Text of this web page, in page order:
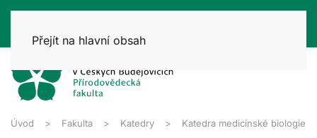
Přejít na hlavní obsah
Úvod Fakulta Katedry Katedra medicínské biologie